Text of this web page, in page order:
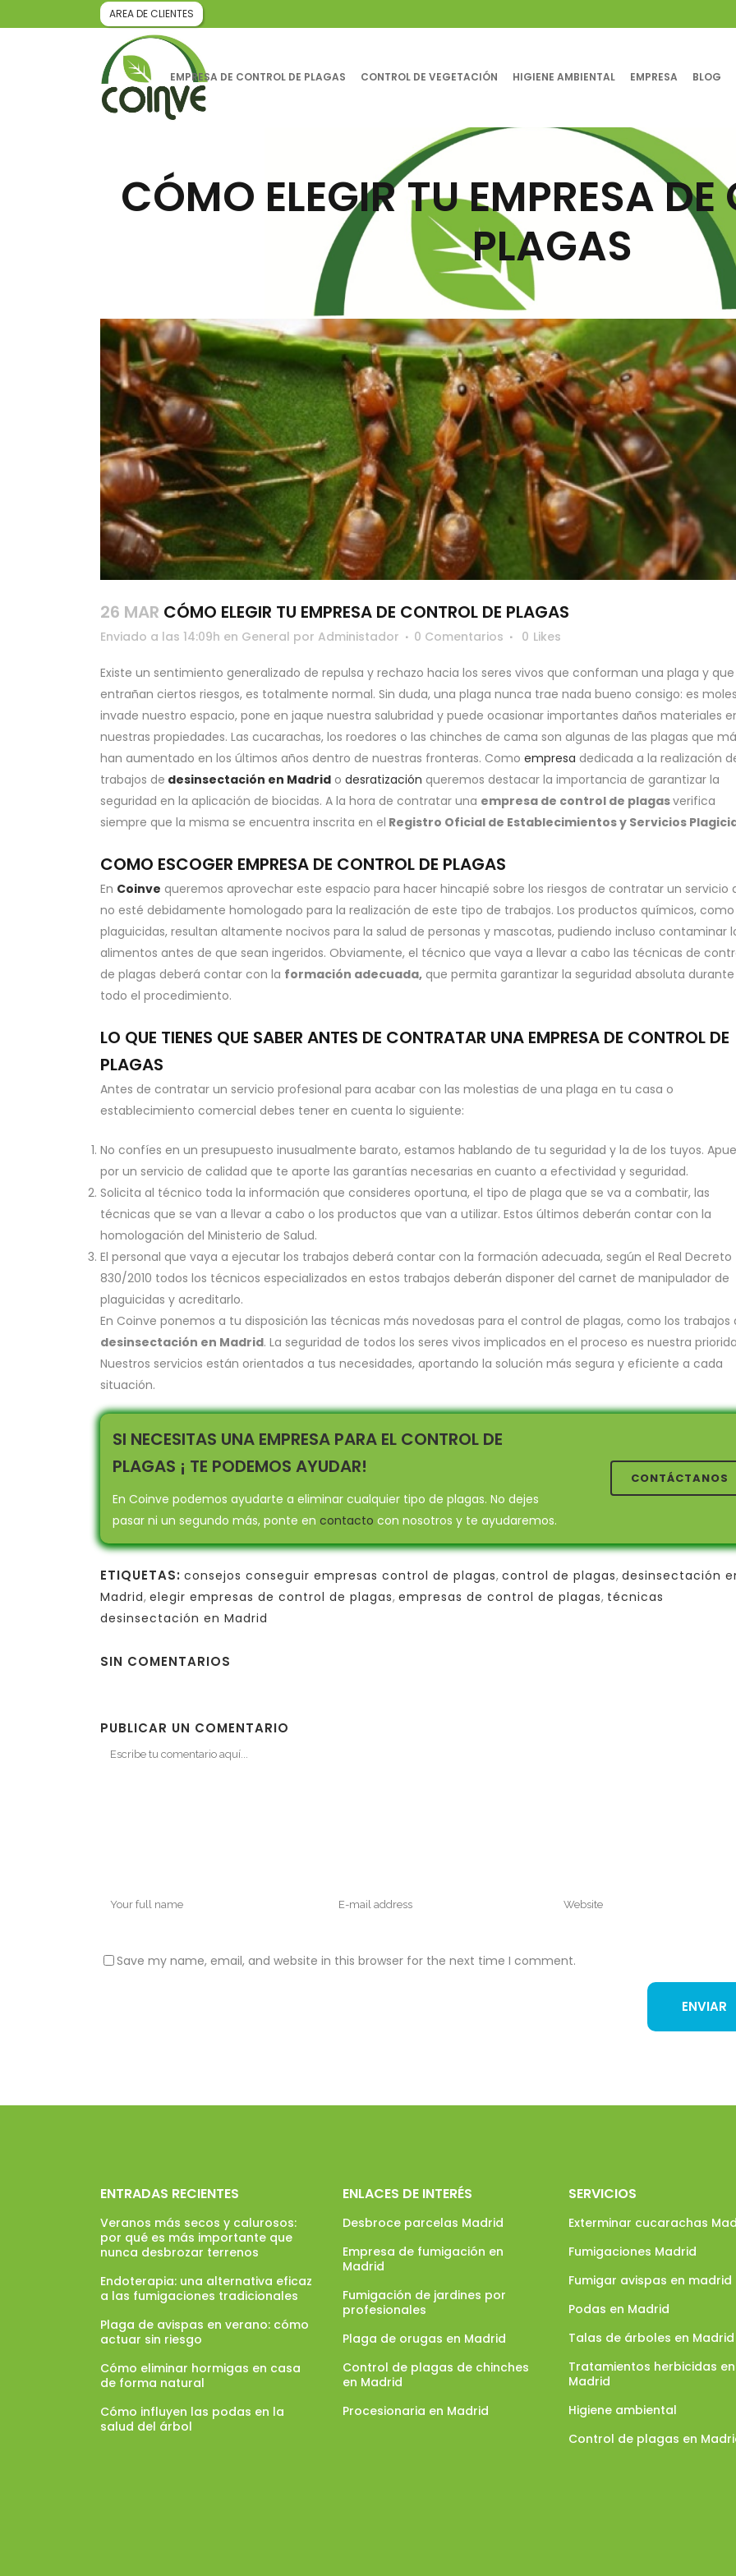
AREA DE CLIENTES
EMPRESA DE CONTROL DE PLAGAS CONTROL DE VEGETACIÓN HIGIENE AMBIENTAL EMPRESA BLOG
CÓMO ELEGIR TU EMPRESA
PLAGAS
26 MAR CÓMO ELEGIR TU EMPRESA DE CONTROL DE PLAGAS
Enviado a las 14:09h en General por Administador 0 Comentarios 0 Likes
Existe un sentimiento generalizado de repulsa y rechazo hacia los seres vivos que conforman una plaga y que
entrañan ciertos riesgos, es totalmente normal. Sin duda, una plaga nunca trae nada bueno consigo: es
invade nuestro espacio, pone en jaque nuestra salubridad y puede ocasionar importantes daños materiales
nuestras propiedades. Las cucarachas, los roedores o las chinches de cama son algunas de las plagas que
han aumentado en los últimos años dentro de nuestras fronteras. Como empresa dedicada a la realización
trabajos de desinsectación en Madrid o desratización queremos destacar la importancia de garantizar la
seguridad en la aplicación de biocidas. A la hora de contratar una empresa de control de plagasverifica
siempre que la misma se encuentra inscrita en el Registro Oficial de Establecimientos y Servicios
COMO ESCOGER EMPRESA DE CONTROL DE PLAGAS
En Coinve queremos aprovechar este espacio para hacer hincapié sobre los riesgos de contratar un servicio
no esté debidamente homologado para la realización de este tipo de trabajos. Los productos químicos, como
plaguicidas, resultan altamente nocivos para la salud de personas y mascotas, pudiendo incluso contaminar
alimentos antes de que sean ingeridos. Obviamente, el técnico que vaya a llevar a cabo las técnicas de
de plagas deberá contar con la formación adecuada, que permita garantizar la seguridad absoluta durante
todo el procedimiento.
LO QUE TIENES QUE SABER ANTES DE CONTRATAR UNA EMPRESA DE CONTROL DE
PLAGAS
Antes de contratar un servicio profesional para acabar con las molestias de una plaga en tu casa o
establecimiento comercial debes tener en cuenta lo siguiente:
No confíes en un presupuesto inusualmente barato, estamos hablando de tu seguridad y la de los tuyos.
por un servicio de calidad que te aporte las garantías necesarias en cuanto a efectividad y seguridad.
Solicita al técnico toda la información que consideres oportuna, el tipo de plaga que se va a combatir, las
técnicas que se van a llevar a cabo o los productos que van a utilizar. Estos últimos deberán contar con la
homologación del Ministerio de Salud.
El personal que vaya a ejecutar los trabajos deberá contar con la formación adecuada, según el Real Decreto
830/2010 todos los técnicos especializados en estos trabajos deberán disponer del carnet de manipulador de
plaguicidas y acreditarlo.
En Coinve ponemos a tu disposición las técnicas más novedosas para el control de plagas, como los trabajos
desinsectación en Madrid. La seguridad de todos los seres vivos implicados en el proceso es nuestra
Nuestros servicios están orientados a tus necesidades, aportando la solución más segura y eficiente a cada
situación.
SI NECESITAS UNA EMPRESA PARA EL CONTROL DE
PLAGAS ¡ TE PODEMOS AYUDAR!
En Coinve podemos ayudarte a eliminar cualquier tipo de plagas. No dejes
pasar ni un segundo más, ponte en contacto con nosotros y te ayudaremos.
CONTÁCTANOS
ETIQUETAS: consejos conseguir empresas control de plagas, control de plagas, desinsectación
Madrid, elegir empresas de control de plagas, empresas de control de plagas, técnicas
desinsectación en Madrid
SIN COMENTARIOS
PUBLICAR UN COMENTARIO
Save my name, email, and website in this browser for the next time I comment.
ENTRADAS RECIENTES
Veranos más secos y calurosos:
por qué es más importante que
nunca desbrozar terrenos
Endoterapia: una alternativa eficaz
a las fumigaciones tradicionales
Plaga de avispas en verano: cómo
actuar sin riesgo
Cómo eliminar hormigas en casa
de forma natural
Cómo influyen las podas en la
salud del árbol
ENLACES DE INTERÉS
Desbroce parcelas Madrid
Empresa de fumigación en
Madrid
Fumigación de jardines por
profesionales
Plaga de orugas en Madrid
Control de plagas de chinches
en Madrid
Procesionaria en Madrid
SERVICIOS
Exterminar cucarachas
Fumigaciones Madrid
Fumigar avispas en madrid
Podas en Madrid
Talas de árboles en Madrid
Tratamientos herbicidas en
Madrid
Higiene ambiental
Control de plagas en